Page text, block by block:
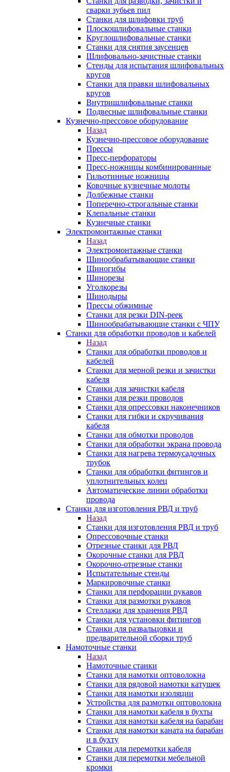
сварки зубьев пил
Станки для шлифовки труб
Плоскошлифовальные станки
Круглошлифовальные станки
Станки для снятия заусенцев
Шлифовально-зачистные станки
Стенды для испытания шлифовальных
кругов
Станки для правки шлифовальных
кругов
Внутришлифовальные станки
Подвесные шлифовальные станки
Кузнечно-прессовое оборудование
Назад
Кузнечно-прессовое оборудование
Прессы
Пресс-перфораторы
Пресс-ножницы комбинированные
Гильотинные ножницы
Ковочные кузнечные молоты
Долбежные станки
Поперечно-строгальные станки
Клепальные станки
Кузнечные станки
Электромонтажные станки
Назад
Электромонтажные станки
Шинообрабатывающие станки
Шиногибы
Шинорезы
Уголкорезы
Шинодыры
Прессы обжимные
Станки для резки DIN-реек
Шинообрабатывающие станки с ЧПУ
Станки для обработки проводов и кабелей
Назад
Станки для обработки проводов и
кабелей
Станки для мерной резки и зачистки
кабеля
Станки для зачистки кабеля
Станки для резки проводов
Станки для опрессовки наконечников
Станки для гибки и скручивания
кабеля
Станки для обмотки проводов
Станки для обработки экрана провода
Станки для нагрева термоусадочных
трубок
Станки для обработки фитингов и
уплотнительных колец
Автоматические линии обработки
провода
Станки для изготовления РВД и труб
Назад
Станки для изготовления РВД и труб
Опрессовочные станки
Отрезные станки для РВД
Окорочные станки для РВД
Окорочно-отрезные станки
Испытательные стенды
Маркировочные станки
Станки для перфорации рукавов
Станки для размотки рукавов
Стеллажи для хранения РВД
Станки для установки фитингов
Станки для развальцовки и
предварительной сборки труб
Намоточные станки
Назад
Намоточные станки
Станки для намотки оптоволокна
Станки для рядовой намотки катушек
Станки для намотки изоляции
Устройства для размотки оптоволокна
Станки для намотки кабеля в бухты
Станки для намотки кабеля на барабан
Станки для намотки каната на барабан
и в бухту
Станки для перемотки кабеля
Станки для перемотки мебельной
кромки